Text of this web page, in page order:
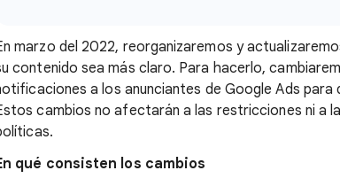
marzo del 2022, reorganizaremos y
contenido sea más claro. Para hacerlo,
a los anunciantes de Google Ads para
cambios no afectarán a las restricciones ni a
qué consisten los cambios